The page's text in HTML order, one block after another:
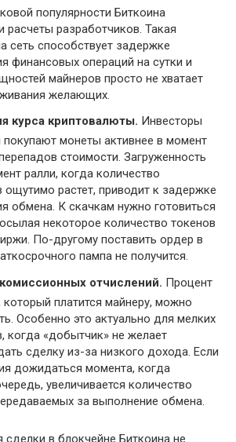
популярности Биткоина
расчеты разработчиков. Такая
сеть способствует задержке
финансовых операций на сутки и
майнеров просто не хватает
желающих.
курса криптовалюты. Инвесторы
монеты активнее в момент
стоимости. Загруженность
ралли, когда количество
ощутимо растет, приводит к задержке
обмена. К скачкам нужно готовиться
некоторое количество токенов
По-другому поставить ордер в
пампа не получится.
отчислений. Процент
который платится майнеру, можно
Особенно это актуально для мелких
когда «добытчик» не желает
сделку из-за низкого дохода. Если
дожидаться момента, когда
увеличивается количество
за выполнение обмена.
в блокчейне Биткоина не